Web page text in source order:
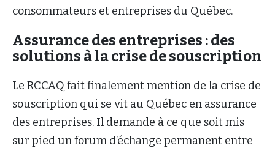
consommateurs et entreprises du Québec.
Assurance des entreprises : des
solutions à la crise de souscription
Le RCCAQ fait finalement mention de la crise de
souscription qui se vit au Québec en assurance
des entreprises. Il demande à ce que soit mis
sur pied un forum d’échange permanent entre